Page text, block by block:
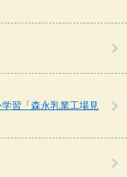
習「森永乳業工場見